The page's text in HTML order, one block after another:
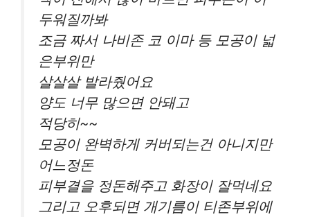
두워질까봐
조금 짜서 나비존 코 이마 등 모공이 넓
은부위만
살살살 발라줬어요
양도 너무 많으면 안돼고
적당히~~
모공이 완벽하게 커버되는건 아니지만
어느정돈
피부결을 정돈해주고 화장이 잘먹네요
그리고 오후되면 개기름이 티존부위에